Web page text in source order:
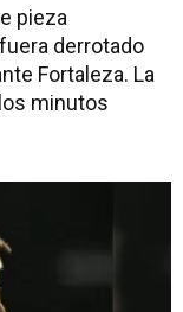
pieza
derrotado
Fortaleza. La
minutos